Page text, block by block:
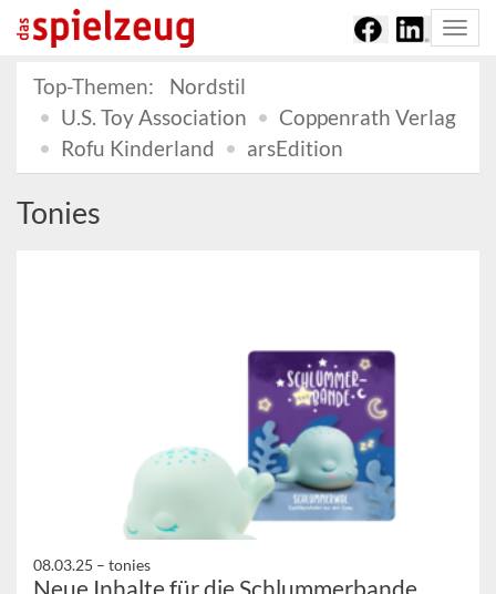
Top-Themen:
Nordstil
U.S. Toy Association
Coppenrath Verlag
Rofu Kinderland
arsEdition
Tonies
08.03.25 – tonies
Neue Inhalte für die Schlummerbande